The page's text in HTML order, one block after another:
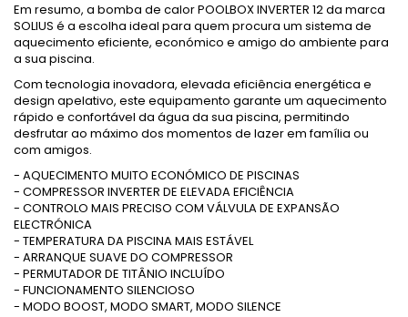
Em resumo, a bomba de calor POOLBOX INVERTER 12 da marca
SOLIUS é a escolha ideal para quem procura um sistema de
aquecimento eficiente, económico e amigo do ambiente para
a sua piscina.
Com tecnologia inovadora, elevada eficiência energética e
design apelativo, este equipamento garante um aquecimento
rápido e confortável da água da sua piscina, permitindo
desfrutar ao máximo dos momentos de lazer em família ou
com amigos.
- AQUECIMENTO MUITO ECONÓMICO DE PISCINAS
- COMPRESSOR INVERTER DE ELEVADA EFICIÊNCIA
- CONTROLO MAIS PRECISO COM VÁLVULA DE EXPANSÃO
ELECTRÓNICA
- TEMPERATURA DA PISCINA MAIS ESTÁVEL
- ARRANQUE SUAVE DO COMPRESSOR
- PERMUTADOR DE TITÂNIO INCLUÍDO
- FUNCIONAMENTO SILENCIOSO
- MODO BOOST, MODO SMART, MODO SILENCE